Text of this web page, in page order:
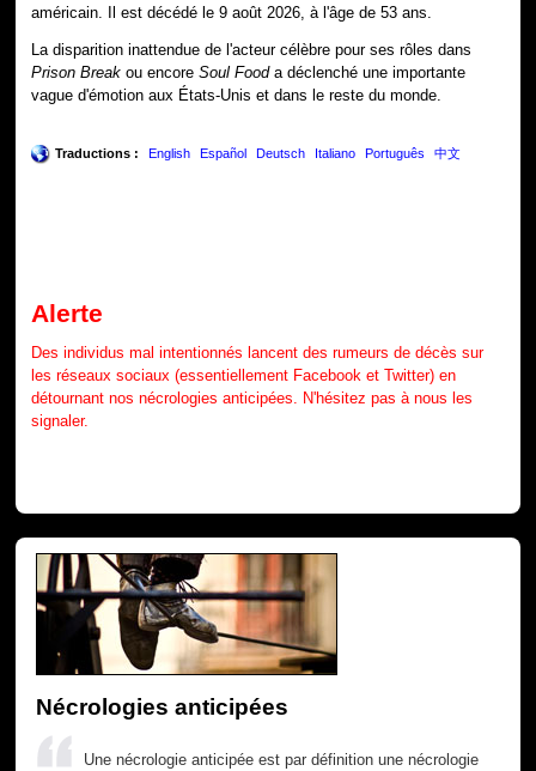
américain. Il est décédé le 9 août 2026, à l'âge de 53 ans.
La disparition inattendue de l'acteur célèbre pour ses rôles dans
Prison Break ou encoreSoul Fooda déclenché une importante
vague d'émotion aux États-Unis et dans le reste du monde.
Traductions : English Español Deutsch Italiano Português 中文
Alerte
Des individus mal intentionnés lancent des rumeurs de décès sur
les réseaux sociaux (essentiellement Facebook et Twitter) en
détournant nos nécrologies anticipées. N'hésitez pas à nous les
signaler.
Nécrologies anticipées
Une nécrologie anticipée est par définition une nécrologie